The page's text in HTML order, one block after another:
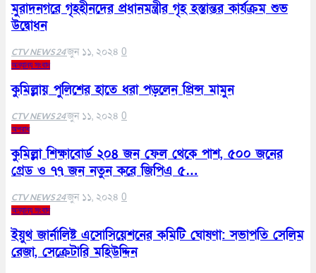
মুরাদনগরে গৃহহীনদের প্রধানমন্ত্রীর গৃহ হস্তান্তর কার্যক্রম শুভ
উদ্বোধন
CTV NEWS 24জুন ১১, ২০২৪ 0
অন্যান্য সংবাদ
কুমিল্লায় পুলিশের হাতে ধরা পড়লেন প্রিন্স মামুন
CTV NEWS 24জুন ১১, ২০২৪ 0
অপরাধ
কুমিল্লা শিক্ষাবোর্ড ২০৪ জন ফেল থেকে পাশ, ৫০০ জনের
গ্রেড ও ৭৭ জন নতুন করে জিপিএ ৫…
CTV NEWS 24জুন ১১, ২০২৪ 0
অন্যান্য সংবাদ
ইয়ুথ জার্নালিষ্ট এসোসিয়েশনের কমিটি ঘোষণা: সভাপতি সেলিম
রেজা, সেক্রেটারি মহিউদ্দিন